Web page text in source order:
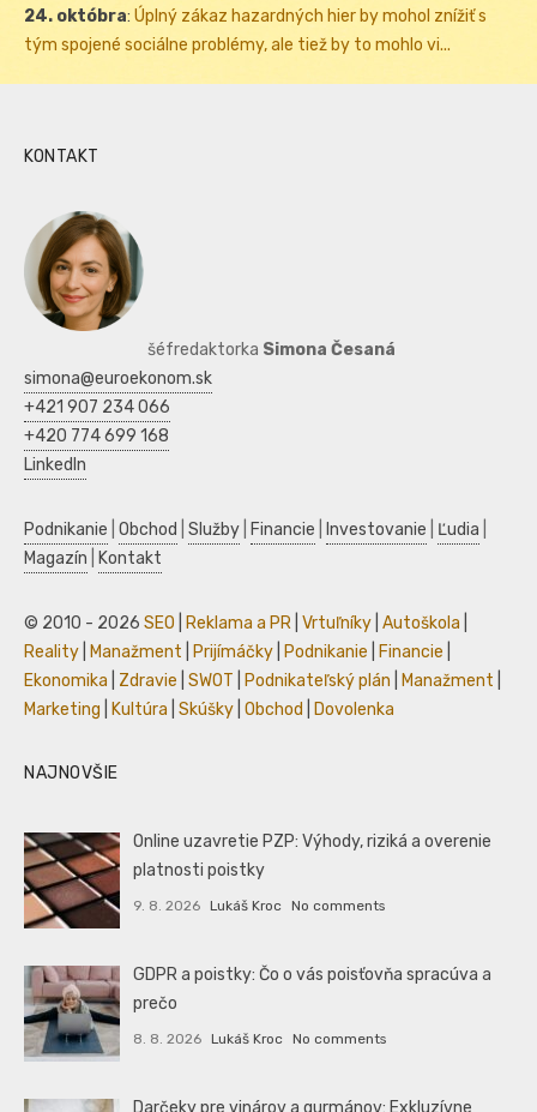
24. októbra: Úplný zákaz hazardných hier by mohol znížiť s
tým spojené sociálne problémy, ale tiež by to mohlo vi...
KONTAKT
šéfredaktorka Simona Česaná
simona@euroekonom.sk
+421 907 234 066
+420 774 699 168
LinkedIn
Podnikanie Obchod Služby Financie Investovanie Ľudia
Magazín
Kontakt
© 2010 - 2026 SEO Reklama a PR Vrtuľníky Autoškola
Reality
Manažment Prijímáčky Podnikanie Financie
Ekonomika
Zdravie SWOT Podnikateľský plán Manažment
Marketing
Kultúra Skúšky Obchod Dovolenka
NAJNOVŠIE
Online uzavretie PZP: Výhody, riziká a overenie
platnosti poistky
9. 8. 2026 Lukáš Kroc No comments
GDPR a poistky: Čo o vás poisťovňa spracúva a
prečo
8. 8. 2026 Lukáš Kroc No comments